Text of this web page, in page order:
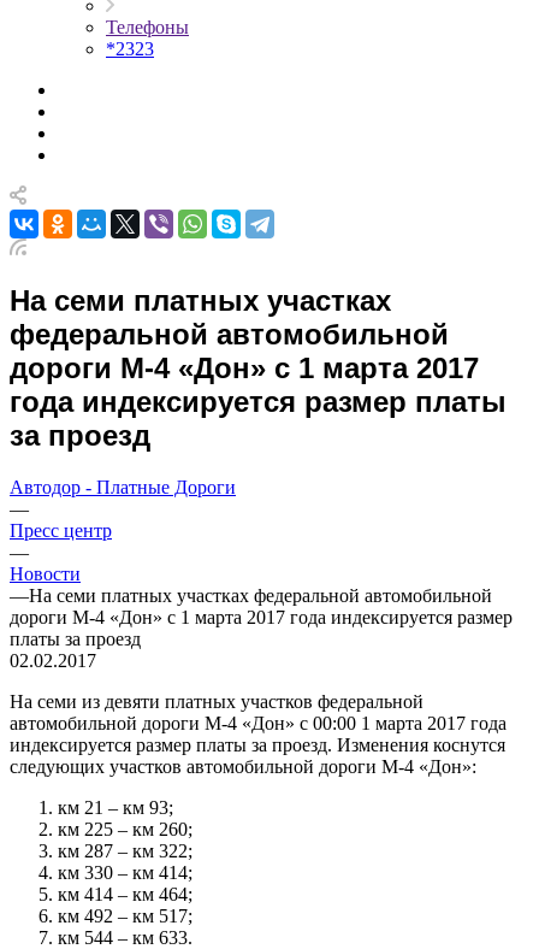
Телефоны
*2323
На семи платных участках
федеральной автомобильной
дороги М-4 «Дон» с 1 марта 2017
года индексируется размер платы
за проезд
Автодор - Платные Дороги
—
Пресс центр
—
Новости
—На семи платных участках федеральной автомобильной
дороги М-4 «Дон» с 1 марта 2017 года индексируется размер
платы за проезд
02.02.2017
На семи из девяти платных участков федеральной
автомобильной дороги М-4 «Дон» с 00:00 1 марта 2017 года
индексируется размер платы за проезд. Изменения коснутся
следующих участков автомобильной дороги М-4 «Дон»:
км 21 – км 93;
км 225 – км 260;
км 287 – км 322;
км 330 – км 414;
км 414 – км 464;
км 492 – км 517;
км 544 – км 633.